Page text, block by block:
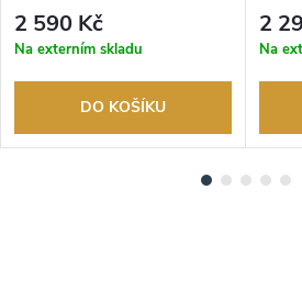
Autorizovaný prodejce.
2 590 Kč
Na externím skladu
DO KOŠÍKU
2
Na